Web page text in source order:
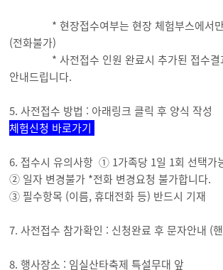
* 현장접수여부는 현장 체험부스에서만
(전화불가)
* 사전접수 인원 완료시 추가된 접수결
안내드립니다.
5. 사전접수 방법 : 아래링크 클릭 후 양식 작성
체험신청 바로가기
6. 접수시 유의사항 ① 1가족당 1일 1회 선택가
② 일자 변경불가 *전화 변경요청 불가합니다.
③ 필수항목 (이름, 휴대전화 등) 반드시 기재
7. 사전접수 참가확인 : 신청완료 후 문자안내 (
8. 행사장소 : 임실산타축제 특설무대 앞